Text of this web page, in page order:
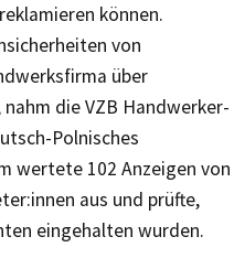
können.
von
über
die VZB Handwerker-
Polnisches
wertete 102 Anzeigen von
aus und prüfte,
eingehalten wurden.